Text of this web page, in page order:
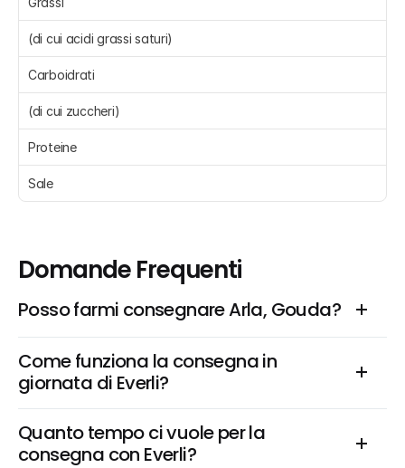
(di cui acidi grassi saturi)
Carboidrati
(di cui zuccheri)
Proteine
Sale
Domande Frequenti
Posso farmi consegnare Arla, Gouda?
Come funziona la consegna in
giornata di Everli?
Quanto tempo ci vuole per la
consegna con Everli?